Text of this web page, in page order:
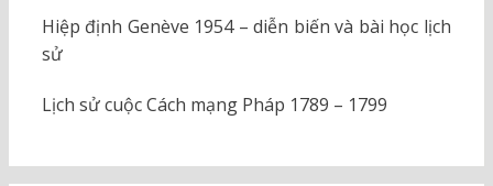
Hiệp định Genève 1954 – diễn biến và bài học lịch
sử
Lịch sử cuộc Cách mạng Pháp 1789 – 1799